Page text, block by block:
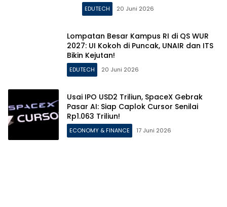
EDUTECH 20 Juni 2026
Lompatan Besar Kampus RI di QS WUR
2027: UI Kokoh di Puncak, UNAIR dan ITS
Bikin Kejutan!
EDUTECH 20 Juni 2026
Usai IPO USD2 Triliun, SpaceX Gebrak
Pasar AI: Siap Caplok Cursor Senilai
Rp1.063 Triliun!
ECONOMY & FINANCE 17 Juni 2026